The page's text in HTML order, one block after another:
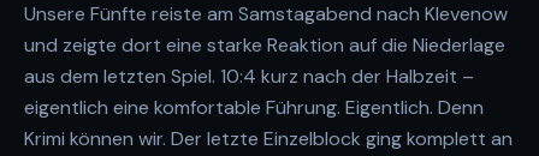
Unsere Fünfte reiste am Samstagabend nach Klevenow
und zeigte dort eine starke Reaktion auf die Niederlage
aus dem letzten Spiel. 10:4 kurz nach der Halbzeit –
eigentlich eine komfortable Führung. Eigentlich. Denn
Krimi können wir. Der letzte Einzelblock ging komplett an